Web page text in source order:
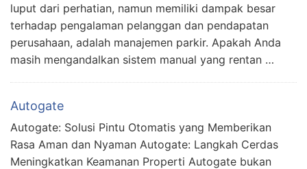
luput dari perhatian, namun memiliki dampak besar
terhadap pengalaman pelanggan dan pendapatan
perusahaan, adalah manajemen parkir. Apakah Anda
masih mengandalkan sistem manual yang rentan …
Autogate
Autogate: Solusi Pintu Otomatis yang Memberikan
Rasa Aman dan Nyaman Autogate: Langkah Cerdas
Meningkatkan Keamanan Properti Autogate bukan